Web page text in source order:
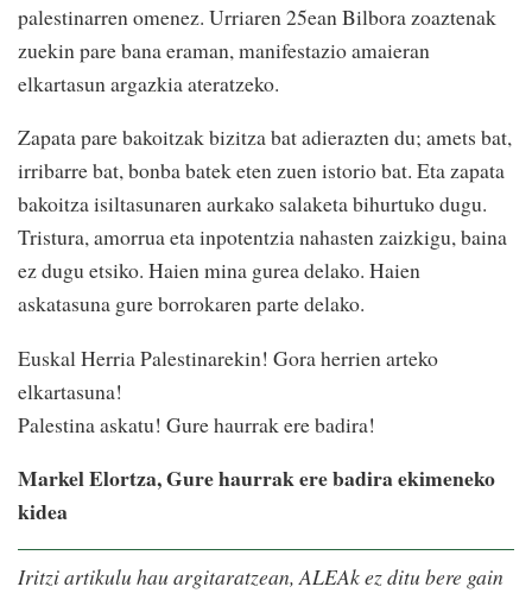
palestinarren omenez. Urriaren 25ean Bilbora zoaztenak
zuekin pare bana eraman, manifestazio amaieran
elkartasun argazkia ateratzeko.
Zapata pare bakoitzak bizitza bat adierazten du; amets bat,
irribarre bat, bonba batek eten zuen istorio bat. Eta zapata
bakoitza isiltasunaren aurkako salaketa bihurtuko dugu.
Tristura, amorrua eta inpotentzia nahasten zaizkigu, baina
ez dugu etsiko. Haien mina gurea delako. Haien
askatasuna gure borrokaren parte delako.
Euskal Herria Palestinarekin! Gora herrien arteko
elkartasuna!
Palestina askatu! Gure haurrak ere badira!
Markel Elortza, Gure haurrak ere badira ekimeneko
kidea
Iritzi artikulu hau argitaratzean, ALEAk ez ditu bere gain